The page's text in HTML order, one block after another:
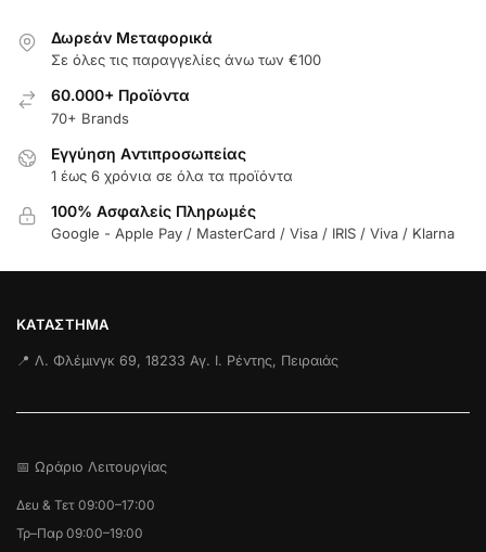
Δωρεάν Μεταφορικά
Σε όλες τις παραγγελίες άνω των €100
60.000+ Προϊόντα
70+ Brands
Εγγύηση Aντιπροσωπείας
1 έως 6 χρόνια σε όλα τα προϊόντα
100% Ασφαλείς Πληρωμές
Google - Apple Pay / MasterCard / Visa / IRIS / Viva / Klarna
ΚΑΤΆΣΤΗΜΑ
📍 Λ. Φλέμινγκ 69, 18233 Αγ. Ι. Ρέντης, Πειραιάς
📅 Ωράριο Λειτουργίας
Δευ & Τετ 09:00–17:00
Τρ–Παρ 09:00–19:00